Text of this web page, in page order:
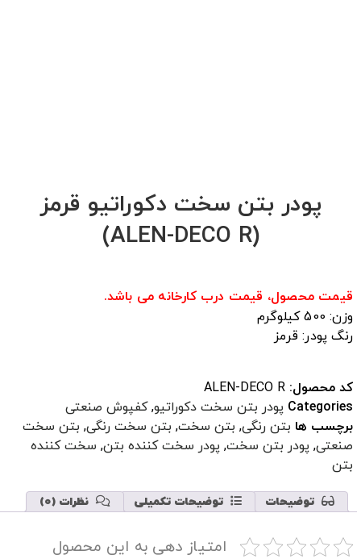
پودر بتن سخت دکوراتیو قرمز
(ALEN-DECO R)
قیمت محصول، قیمت درب کارخانه می باشد.
وزن: 500 کیلوگرم
رنگ پودر: قرمز
کد محصول: ALEN-DECO R
Categories پودر بتن سخت دکوراتیو,کفپوش صنعتی
برچسب ها بتن رنگی, بتن سخت, بتن سخت رنگی, بتن سخت
صنعتی, پودر بتن سخت, پودر سخت کننده بتن, سخت کننده
بتن
توضیحات توضیحات تکمیلی نظرات (0)
امتیاز دهی به این محصول